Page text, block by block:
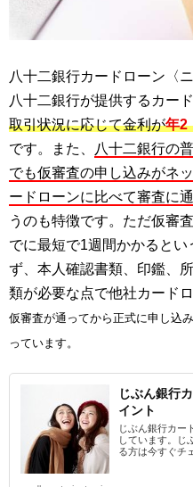
八十二銀行カードローン〈
八十二銀行が提供するカー
取引状況に応じて金利が年2
です。また、
八十二銀行の
でも仮審査の申し込みがネ
ードローンに比べて審査に
うのも特徴です。ただ仮審
でに最短で1週間かかると
ず、本人確認書類、印鑑、
類が必要な点で他社カード
仮審査が通ってから正式に申し込
っています。
じぶん銀行
イント
じぶん銀行カー
しています。じ
る方は今すぐチ